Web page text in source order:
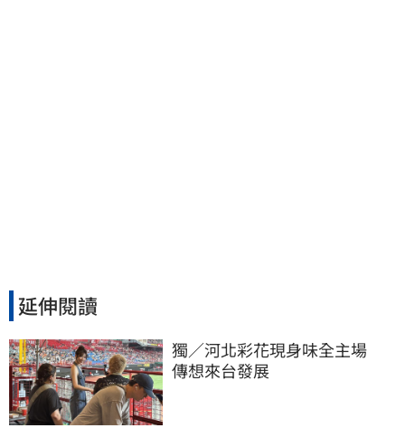
延伸閱讀
獨／河北彩花現身味全主場
傳想來台發展